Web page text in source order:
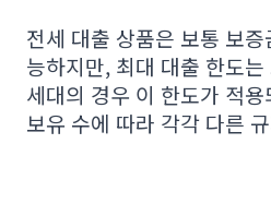
전세 대출 상품은 보통 보
능하지만, 최대 대출 한도
세대의 경우 이 한도가 적
보유 수에 따라 각각 다른